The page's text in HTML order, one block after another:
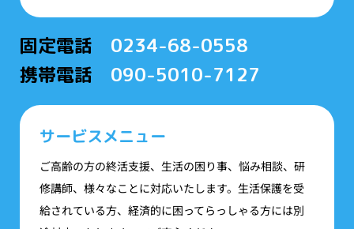
固定電話 0234-68-0558
携帯電話 090-5010-7127
サービスメニュー
ご高齢の方の終活支援、生活の困り事、悩み相談、研
修講師、様々なことに対応いたします。生活保護を受
給されている方、経済的に困ってらっしゃる方には別